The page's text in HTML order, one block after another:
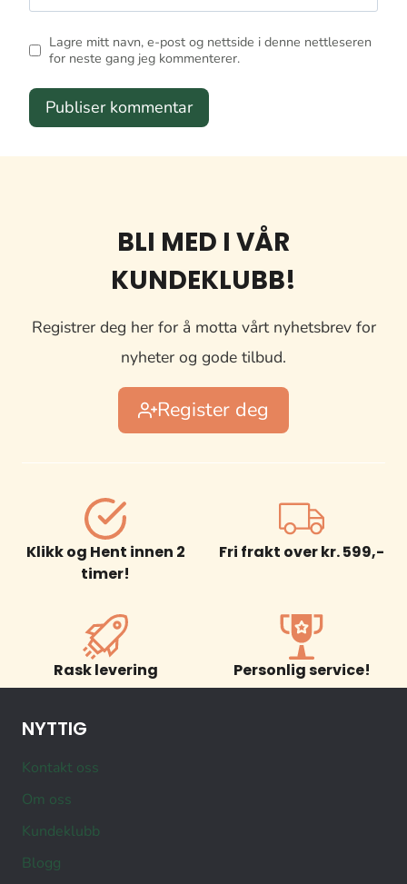
Lagre mitt navn, e-post og nettside i denne nettleseren
for neste gang jeg kommenterer.
BLI MED I VÅR
KUNDEKLUBB!
Registrer deg her for å motta vårt nyhetsbrev for
nyheter og gode tilbud.
Register deg
Klikk og Hent innen 2
timer!
Fri frakt over kr. 599,-
Rask levering Personlig service!
NYTTIG
Kontakt oss
Om oss
Kundeklubb
Blogg